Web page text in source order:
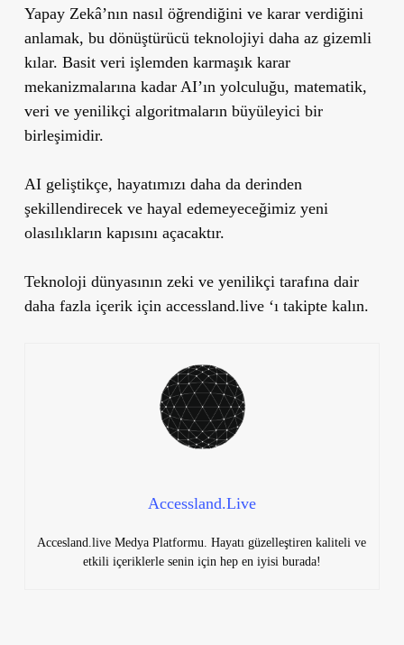
Yapay Zekâ’nın nasıl öğrendiğini ve karar verdiğini
anlamak, bu dönüştürücü teknolojiyi daha az gizemli
kılar. Basit veri işlemden karmaşık karar
mekanizmalarına kadar AI’ın yolculuğu, matematik,
veri ve yenilikçi algoritmaların büyüleyici bir
birleşimidir.
AI geliştikçe, hayatımızı daha da derinden
şekillendirecek ve hayal edemeyeceğimiz yeni
olasılıkların kapısını açacaktır.
Teknoloji dünyasının zeki ve yenilikçi tarafına dair
daha fazla içerik için accessland.live ‘ı takipte kalın.
Accessland.Live
Accesland.live Medya Platformu. Hayatı güzelleştiren kaliteli ve
etkili içeriklerle senin için hep en iyisi burada!